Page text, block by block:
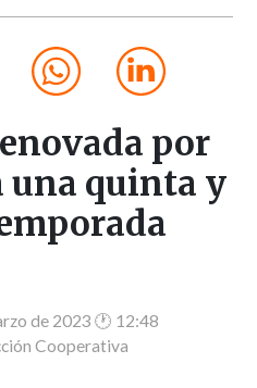
por
quinta y
de 2023 🕐 12:48
Cooperativa